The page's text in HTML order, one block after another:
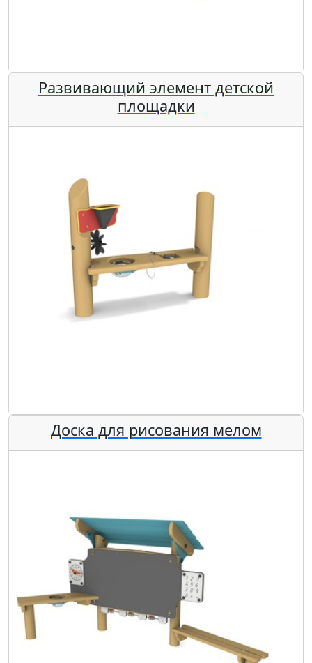
Развивающий элемент детской
площадки
Доска для рисования мелом